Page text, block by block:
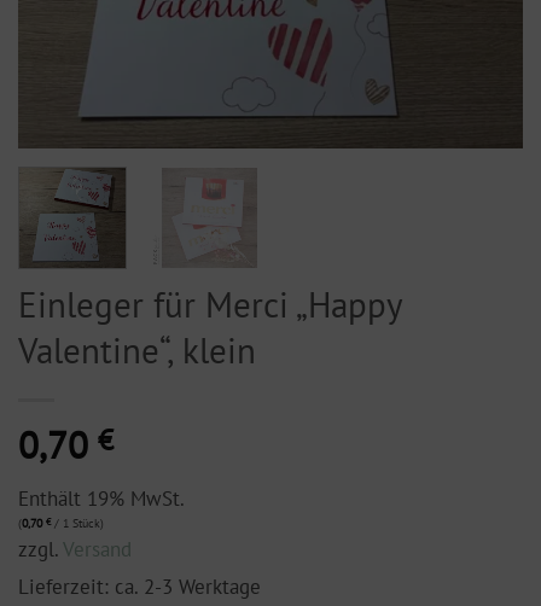
Einleger für Merci „Happy
Valentine“, klein
0,70 €
Enthält 19% MwSt.
(0,70 €/ 1 Stück)
zzgl.Versand
Lieferzeit: ca. 2-3 Werktage